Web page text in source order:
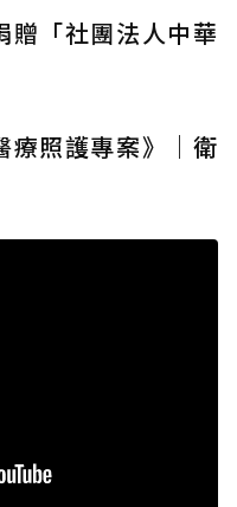
贈「社團法人中華
療照護專案》｜衛